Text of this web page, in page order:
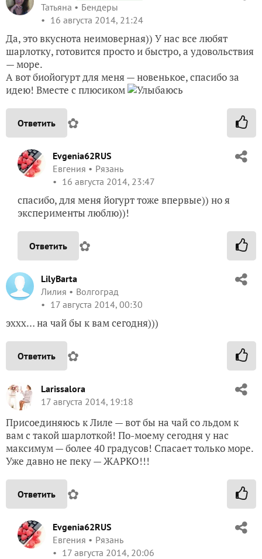
Татьяна
Бендеры
16 августа 2014, 21:24
Да, это вкуснота неимоверная)) У нас все любят
шарлотку, готовится просто и быстро, а удовольствия
— море.
А вот биойогурт для меня — новенькое, спасибо за
идею! Вместе с плюсиком
Ответить ✿
Evgenia62RUS
Евгения
Рязань
16 августа 2014, 23:47
спасибо, для меня йогурт тоже впервые)) но я
эксперименты люблю))!
Ответить ✿
LilyBarta
Лилия
Волгоград
17 августа 2014, 00:30
эххх… на чай бы к вам сегодня)))
Ответить ✿
Larissalora
17 августа 2014, 19:18
Присоединяюсь к Лиле — вот бы на чай со льдом к
вам с такой шарлоткой! По-моему сегодня у нас
максимум — более 40 градусов! Спасает только море.
Уже давно не пеку — ЖАРКО!!!
Ответить ✿
Evgenia62RUS
Евгения
Рязань
17 августа 2014, 20:06